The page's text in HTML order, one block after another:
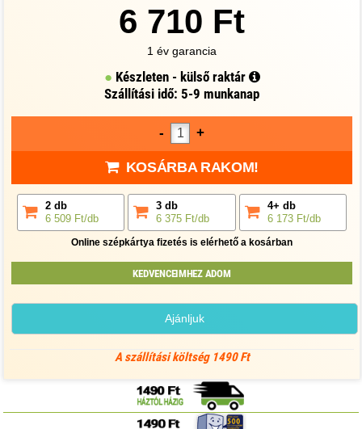
6 710 Ft
1 év garancia
Készleten - külső raktár
Szállítási idő: 5-9 munkanap
- +
KOSÁRBA RAKOM!
2 db
6 509 Ft/db
3 db
6 375 Ft/db
4+ db
6 173 Ft/db
Online szépkártya fizetés is elérhető a kosárban
KEDVENCEIMHEZ ADOM
Ajánljuk
A szállítási költség 1490 Ft